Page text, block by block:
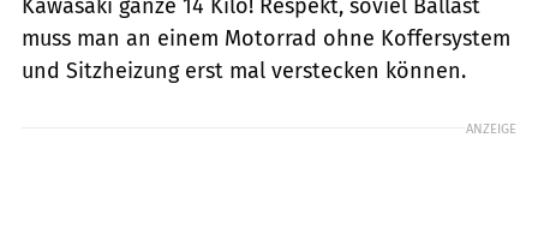
Kawasaki ganze 14 Kilo! Respekt, soviel Ballast
muss man an einem Motorrad ohne Koffersystem
und Sitzheizung erst mal verstecken können.
ANZEIGE